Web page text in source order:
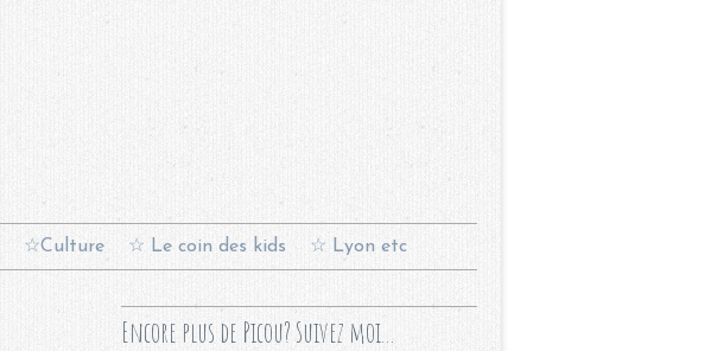
☆Culture ☆ Le coin des kids ☆ Lyon etc
Encore plus de Picou? Suivez moi...